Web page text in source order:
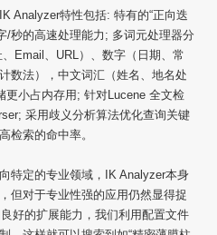
Analyzer特性包括: 特有的“正向迭
/秒的高速处理能力; 多词元处理器分
Email、URL）、数字（日期、常
数法），中文词汇（姓名、地名处
更小占内存用; 针对Lucene 全文检
采用歧义分析算法优化查询关键
检索的命中率。
特定的专业领域，IK Analyzer本身
但对于专业性强的应用仍然显得捉
好的扩展能力，我们利用配置文件